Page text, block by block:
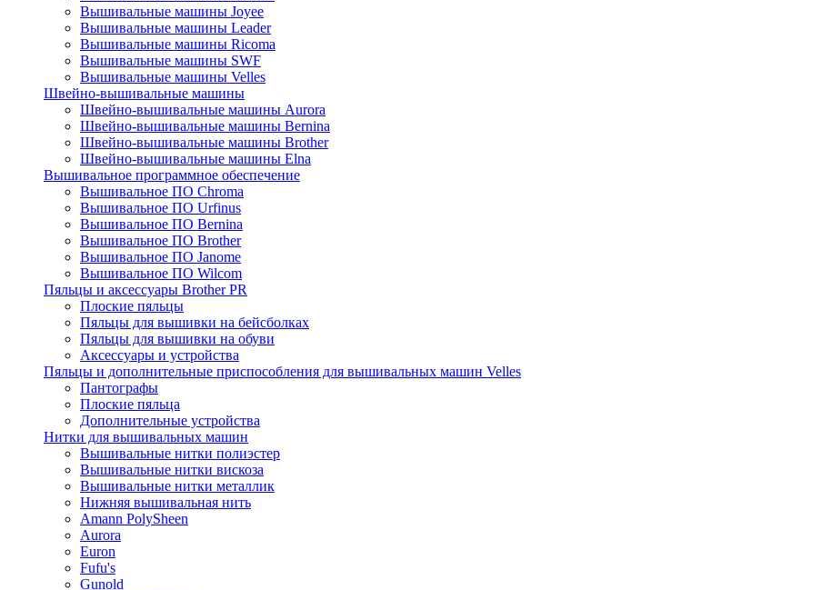
Вышивальные машины Joyee
Вышивальные машины Leader
Вышивальные машины Ricoma
Вышивальные машины SWF
Вышивальные машины Velles
Швейно-вышивальные машины
Швейно-вышивальные машины Aurora
Швейно-вышивальные машины Bernina
Швейно-вышивальные машины Brother
Швейно-вышивальные машины Elna
Вышивальное программное обеспечение
Вышивальное ПО Chroma
Вышивальное ПО Urfinus
Вышивальное ПО Bernina
Вышивальное ПО Brother
Вышивальное ПО Janome
Вышивальное ПО Wilcom
Пяльцы и аксессуары Brother PR
Плоские пяльцы
Пяльцы для вышивки на бейсболках
Пяльцы для вышивки на обуви
Аксессуары и устройства
Пяльцы и дополнительные приспособления для вышивальных машин Velles
Пантографы
Плоские пяльца
Дополнительные устройства
Нитки для вышивальных машин
Вышивальные нитки полиэстер
Вышивальные нитки вискоза
Вышивальные нитки металлик
Нижняя вышивальная нить
Amann PolySheen
Aurora
Euron
Fufu's
Gunold